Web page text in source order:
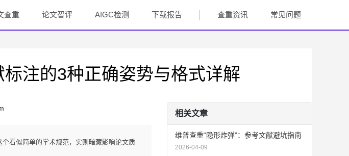
查重 论文智评 AIGC检测 下载报告 查重资讯 常见问题
注的3种正确姿势与格式详解
看似简单的学术规范，实则暗藏影响论文质
相关文章
维普查重“隐形炸弹”：参考文献避坑指南
2026-04-09